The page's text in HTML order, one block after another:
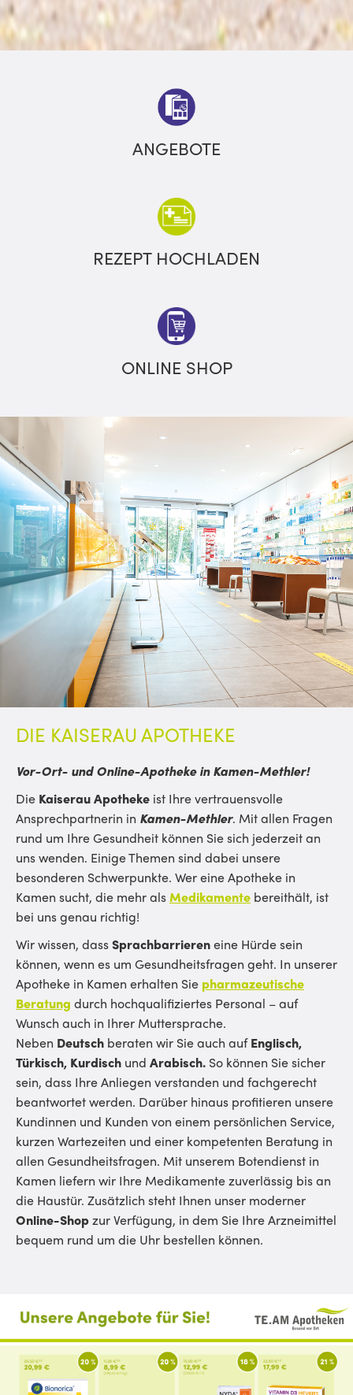
ANGEBOTE
REZEPT HOCHLADEN
ONLINE SHOP
DIE KAISERAU APOTHEKE
Vor-Ort- und Online-Apotheke in Kamen-Methler!
Die Kaiserau Apotheke ist Ihre vertrauensvolle
Ansprechpartnerin in Kamen-Methler. Mit allen Fragen
rund um Ihre Gesundheit können Sie sich jederzeit an
uns wenden. Einige Themen sind dabei unsere
besonderen Schwerpunkte. Wer eine Apotheke in
Kamen sucht, die mehr alsMedikamente bereithält, ist
bei uns genau richtig!
Wir wissen, dassSprachbarriereneine Hürde sein
können, wenn es um Gesundheitsfragen geht. In unserer
Apotheke in Kamen erhalten Sie pharmazeutische
Beratung durch hochqualifiziertes Personal – auf
Wunsch auch in Ihrer Muttersprache.
Neben Deutsch beraten wir Sie auch aufEnglisch,
Türkisch, Kurdisch und Arabisch. So können Sie sicher
sein, dass Ihre Anliegen verstanden und fachgerecht
beantwortet werden. Darüber hinaus profitieren unsere
Kundinnen und Kunden von einem persönlichen Service,
kurzen Wartezeiten und einer kompetenten Beratung in
allen Gesundheitsfragen. Mit unserem Botendienst in
Kamen liefern wir Ihre Medikamente zuverlässig bis an
die Haustür. Zusätzlich steht Ihnen unser moderner
Online-Shopzur Verfügung, in dem Sie Ihre Arzneimittel
bequem rund um die Uhr bestellen können.